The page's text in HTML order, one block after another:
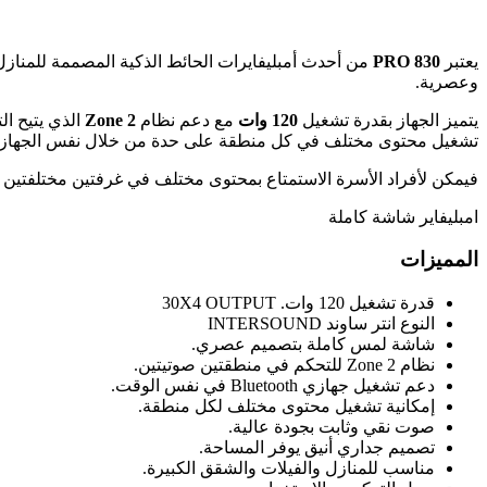
يعتبر 830 PRO من أحدث أمبليفايرات الحائط الذكية المصممة
وعصرية.
يتميز الجهاز بقدرة تشغيل 120 وات مع دعم نظام 2 Zone الذي
تشغيل محتوى مختلف في كل منطقة على حدة من خلال نفس
فيمكن لأفراد الأسرة الاستمتاع بمحتوى مختلف في غرفتين
امبليفاير شاشة كاملة
المميزات
قدرة تشغيل 120 وات. 30X4 OUTPUT
النوع انتر ساوند INTERSOUND
شاشة لمس كاملة بتصميم عصري.
نظام 2 Zone للتحكم في منطقتين صوتيتين.
دعم تشغيل جهازي Bluetooth في نفس الوقت.
إمكانية تشغيل محتوى مختلف لكل منطقة.
صوت نقي وثابت بجودة عالية.
تصميم جداري أنيق يوفر المساحة.
مناسب للمنازل والفيلات والشقق الكبيرة.